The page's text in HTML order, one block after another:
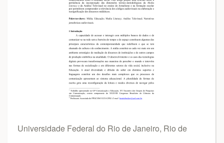
Universidade Federal do Rio de Janeiro, Rio de